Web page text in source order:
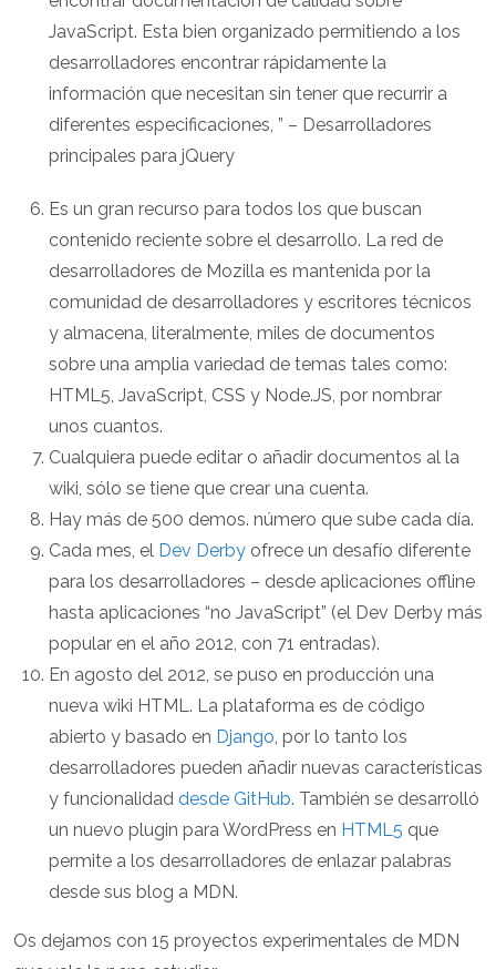
JavaScript. Esta bien organizado permitiendo a los
desarrolladores encontrar rápidamente la
información que necesitan sin tener que recurrir a
diferentes especificaciones, ” – Desarrolladores
principales para jQuery
Es un gran recurso para todos los que buscan
contenido reciente sobre el desarrollo. La red de
desarrolladores de Mozilla es mantenida por la
comunidad de desarrolladores y escritores técnicos
y almacena, literalmente, miles de documentos
sobre una amplia variedad de temas tales como:
HTML5, JavaScript, CSS y Node.JS, por nombrar
unos cuantos.
Cualquiera puede editar o añadir documentos al la
wiki, sólo se tiene que crear una cuenta.
Hay más de 500 demos. número que sube cada día.
Cada mes, el Dev Derby ofrece un desafío diferente
para los desarrolladores – desde aplicaciones offline
hasta aplicaciones “no JavaScript” (el Dev Derby más
popular en el año 2012, con 71 entradas).
En agosto del 2012, se puso en producción una
nueva wiki HTML. La plataforma es de código
abierto y basado en Django, por lo tanto los
desarrolladores pueden añadir nuevas características
y funcionalidad desde GitHub. También se desarrolló
un nuevo plugin para WordPress en HTML5 que
permite a los desarrolladores de enlazar palabras
desde sus blog a MDN.
Os dejamos con 15 proyectos experimentales de MDN